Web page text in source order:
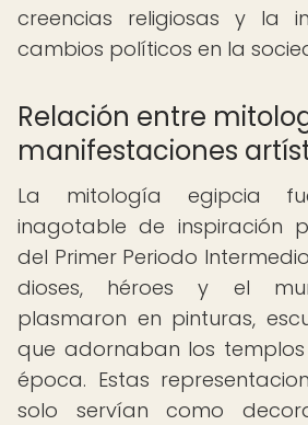
creencias religiosas y la
cambios políticos en la
Relación entre
manifestaciones
La mitología egipcia
inagotable de inspiración
del Primer Periodo
dioses, héroes y el
plasmaron en pinturas,
que adornaban los
época. Estas
solo servían como